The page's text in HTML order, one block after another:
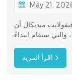
May 21,
يسر شركة فيفولايت ميديكال أن
تعلن عن مشاركتها في يورو بي سي آر 2026، والتي ستقام ابتداءً
التدخلات القلبية
الوعائية، يجمع مؤتمر EuroPCR الأطباء والباحثين والمبتكرين
اقرأ المزيد